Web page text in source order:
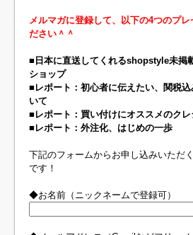
メルマガに登録して、以下の4つのプレ
ださい＾＾
■日本に直送してくれるshopstyle未掲
ショップ
■レポート：初心者に伝えたい、関税
いて
■レポート：買い付けにオススメのク
■レポート：外注化、はじめの一歩
下記のフォームからお申し込みいただ
です！
◆お名前（ニックネームで登録可）